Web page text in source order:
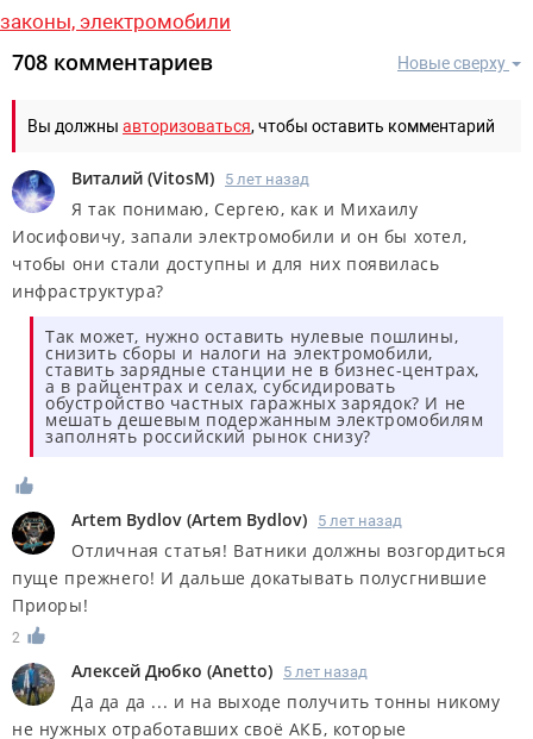
законы, электромобили
Новые сверху
708 комментариев
Вы должны авторизоваться, чтобы оставить комментарий
Виталий (VitosM) 5 лет назад
Я так понимаю, Сергею, как и Михаилу
Иосифовичу, запали электромобили и он бы хотел,
чтобы они стали доступны и для них появилась
инфраструктура?
Так может, нужно оставить нулевые пошлины,
снизить сборы и налоги на электромобили,
ставить зарядные станции не в бизнес-центрах,
а в райцентрах и селах, субсидировать
обустройство частных гаражных зарядок? И не
мешать дешевым подержанным электромобилям
заполнять российский рынок снизу?
Artem Bydlov (Artem Bydlov) 5 лет назад
Отличная статья! Ватники должны возгордиться
пуще прежнего! И дальше докатывать полусгнившие
Приоры!
2
Алексей Дюбко (Anetto) 5 лет назад
Да да да ... и на выходе получить тонны никому
не нужных отработавших своё АКБ, которые